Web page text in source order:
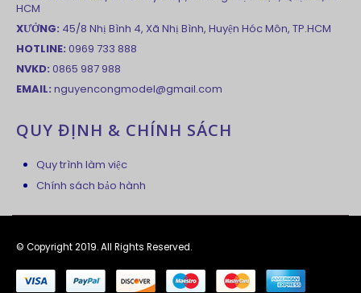
HCM
XƯỞNG: 45/8 Nhị Bình 4, Xã Nhị Bình, Huyện Hóc Môn, TP.HCM
HOTLINE: 0969 733 888
NVKD: 0865 987 988
EMAIL: nguyencongmodel@gmail.com
QUY ĐỊNH & CHÍNH SÁCH
Quy trình làm việc
Chính sách bảo hành
© Copyright 2019. All Rights Reserved.